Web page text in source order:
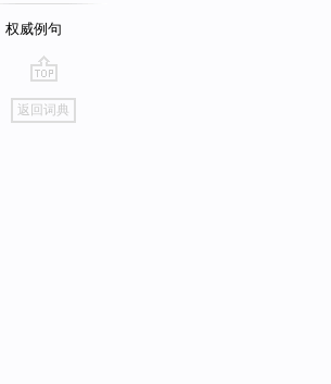
权威例句
go
top
返回词典